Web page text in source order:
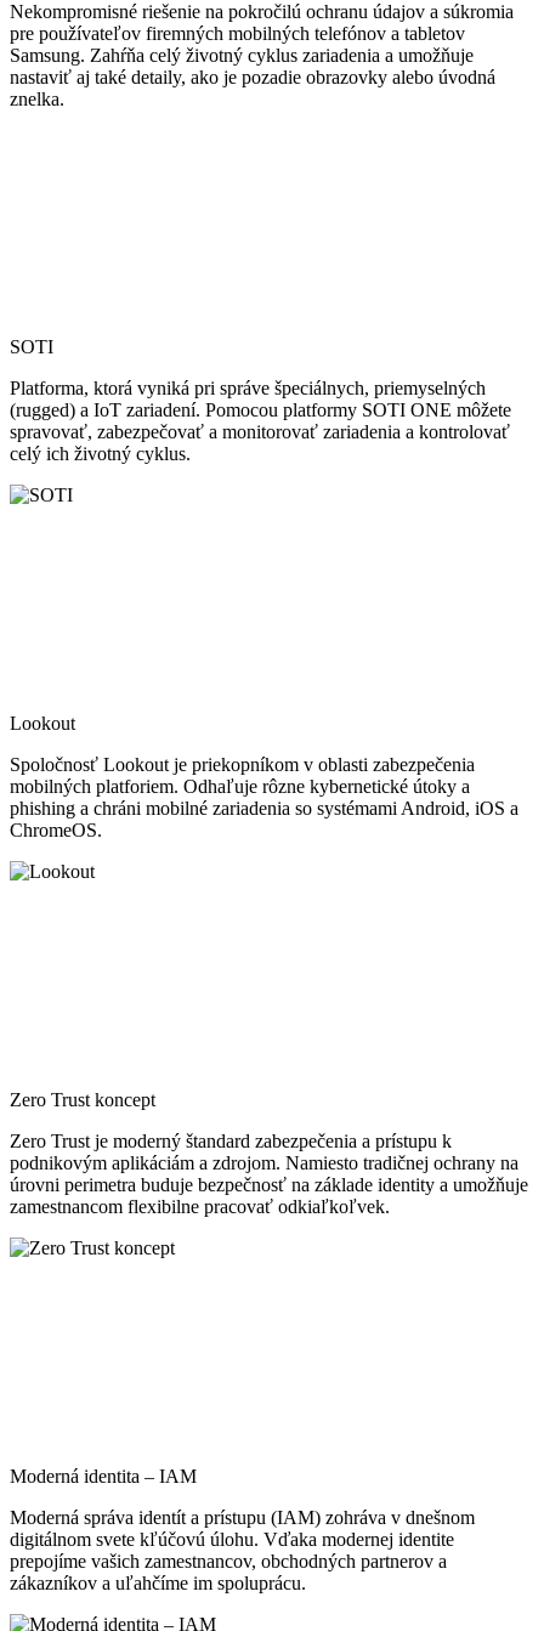
Nekompromisné riešenie na pokročilú ochranu údajov a súkromia
pre používateľov firemných mobilných telefónov a tabletov
Samsung. Zahŕňa celý životný cyklus zariadenia a umožňuje
nastaviť aj také detaily, ako je pozadie obrazovky alebo úvodná
znelka.
SOTI
Platforma, ktorá vyniká pri správe špeciálnych, priemyselných
(rugged) a IoT zariadení. Pomocou platformy SOTI ONE môžete
spravovať, zabezpečovať a monitorovať zariadenia a kontrolovať
celý ich životný cyklus.
Lookout
Spoločnosť Lookout je priekopníkom v oblasti zabezpečenia
mobilných platforiem. Odhaľuje rôzne kybernetické útoky a
phishing a chráni mobilné zariadenia so systémami Android, iOS a
ChromeOS.
Zero Trust koncept
Zero Trust je moderný štandard zabezpečenia a prístupu k
podnikovým aplikáciám a zdrojom. Namiesto tradičnej ochrany na
úrovni perimetra buduje bezpečnosť na základe identity a umožňuje
zamestnancom flexibilne pracovať odkiaľkoľvek.
Moderná identita – IAM
Moderná správa identít a prístupu (IAM) zohráva v dnešnom
digitálnom svete kľúčovú úlohu. Vďaka modernej identite
prepojíme vašich zamestnancov, obchodných partnerov a
zákazníkov a uľahčíme im spoluprácu.